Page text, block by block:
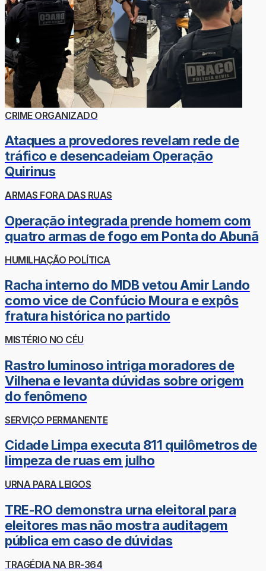
CRIME ORGANIZADO
Ataques a provedores revelam rede de
tráfico e desencadeiam Operação
Quirinus
ARMAS FORA DAS RUAS
Operação integrada prende homem com
quatro armas de fogo em Ponta do Abunã
HUMILHAÇÃO POLÍTICA
Racha interno do MDB vetou Amir Lando
como vice de Confúcio Moura e expôs
fratura histórica no partido
MISTÉRIO NO CÉU
Rastro luminoso intriga moradores de
Vilhena e levanta dúvidas sobre origem
do fenômeno
SERVIÇO PERMANENTE
Cidade Limpa executa 811 quilômetros de
limpeza de ruas em julho
URNA PARA LEIGOS
TRE-RO demonstra urna eleitoral para
eleitores mas não mostra auditagem
pública em caso de dúvidas
TRAGÉDIA NA BR-364